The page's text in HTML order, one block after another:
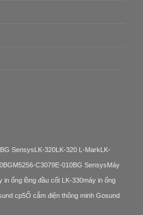
SensysLK-320LK-320 L-MarkLK-
M5256-C3079E-010BG SensysMáy
in ống lồng đầu cốt LK-330máy in ống
cp5Ổ cắm điện thông minh Gosund